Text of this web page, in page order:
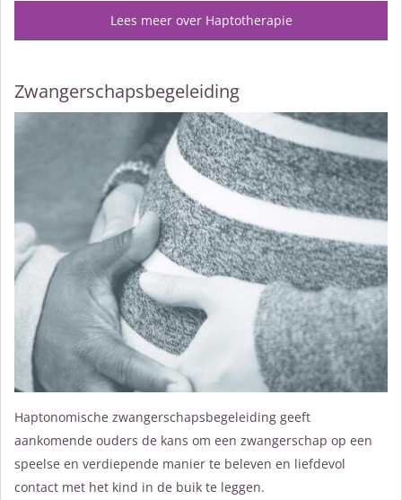
Lees meer over Haptotherapie
Zwangerschapsbegeleiding
Haptonomische zwangerschapsbegeleiding geeft
aankomende ouders de kans om een zwangerschap op een
speelse en verdiepende manier te beleven en liefdevol
contact met het kind in de buik te leggen.